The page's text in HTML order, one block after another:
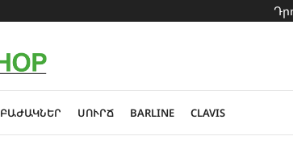
ԲԱԺԱԿՆԵՐ ՍՈՒՐՃ BARLINE CLAVIS